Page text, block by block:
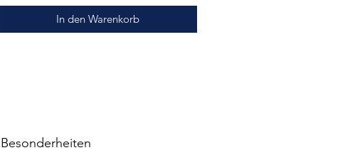
In den Warenkorb
Besonderheiten